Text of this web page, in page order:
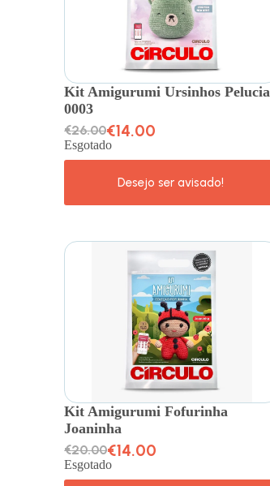
Kit Amigurumi Ursinhos Pelucia
0003
€26.00€14.00
Esgotado
Kit Amigurumi Fofurinha
Joaninha
€20.00€14.00
Esgotado